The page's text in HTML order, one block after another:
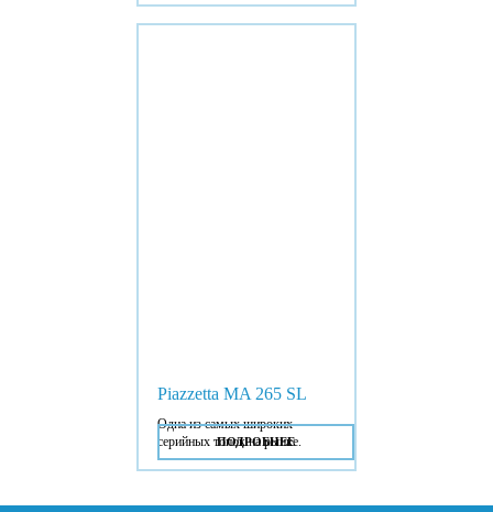
Piazzetta MA 265 SL
Одна из самых широких
серийных топок на рынке.
ПОДРОБНЕЕ